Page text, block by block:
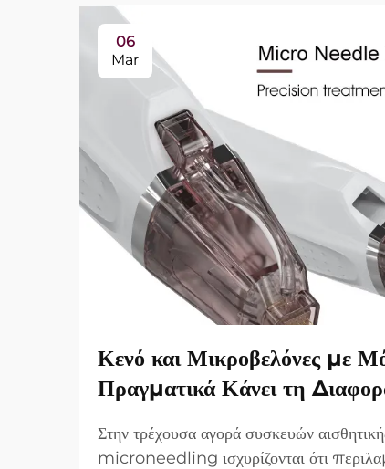
06
Mar
Κενό και Μικροβελόνες με
Πραγματικά Κάνει τη
Στην τρέχουσα αγορά συσκευών
microneedling ισχυρίζονται ότι